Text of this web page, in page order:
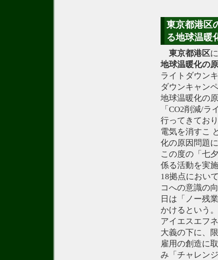
東京都港区
る地球温暖
東京都港区
地球温暖化の
ライトダウン
ダウンキャン
地球温暖化の
「CO2削減/
行ってきてお
電気を消すこ
化の原因問題
この度の「七
係る活動を実
18拠点におい
コへの意識の
日は「ノー残
かけるという。
アイエスエフ
大義の下に、
雇用の創造に
み「チャレン